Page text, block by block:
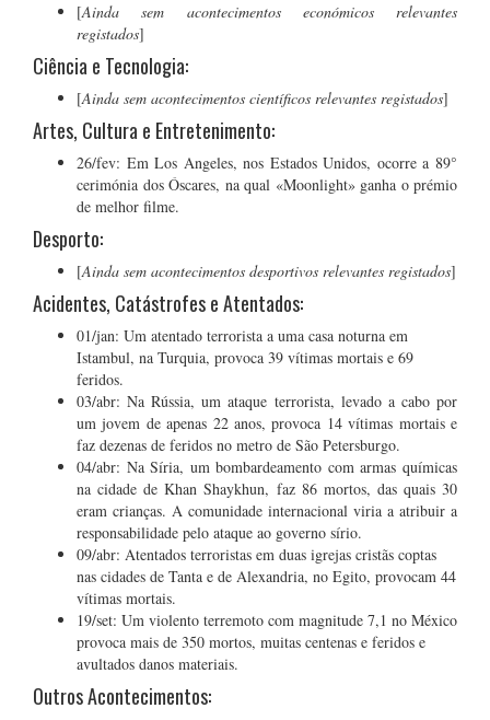
[Ainda sem acontecimentos económicos relevantes
registados]
Ciência e Tecnologia:
[Ainda sem acontecimentos científicos relevantes registados]
Artes, Cultura e Entretenimento:
26/fev: Em Los Angeles, nos Estados Unidos, ocorre a 89°
cerimónia dos Óscares, na qual «Moonlight» ganha o prémio
de melhor filme.
Desporto:
[Ainda sem acontecimentos desportivos relevantes registados]
Acidentes, Catástrofes e Atentados:
01/jan: Um atentado terrorista a uma casa noturna em
Istambul, na Turquia, provoca 39 vítimas mortais e 69
feridos.
03/abr: Na Rússia, um ataque terrorista, levado a cabo por
um jovem de apenas 22 anos, provoca 14 vítimas mortais e
faz dezenas de feridos no metro de São Petersburgo.
04/abr: Na Síria, um bombardeamento com armas químicas
na cidade de Khan Shaykhun, faz 86 mortos, das quais 30
eram crianças. A comunidade internacional viria a atribuir a
responsabilidade pelo ataque ao governo sírio.
09/abr: Atentados terroristas em duas igrejas cristãs coptas
nas cidades de Tanta e de Alexandria, no Egito, provocam 44
vítimas mortais.
19/set: Um violento terremoto com magnitude 7,1 no México
provoca mais de 350 mortos, muitas centenas e feridos e
avultados danos materiais.
Outros Acontecimentos: